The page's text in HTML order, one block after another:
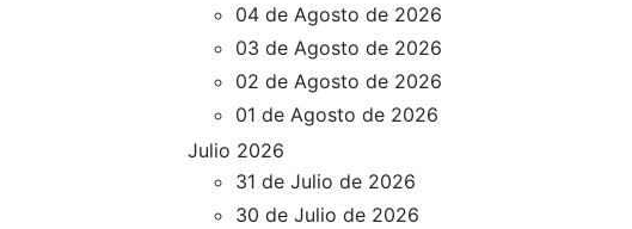
04 de Agosto de 2026
03 de Agosto de 2026
02 de Agosto de 2026
01 de Agosto de 2026
Julio 2026
31 de Julio de 2026
30 de Julio de 2026